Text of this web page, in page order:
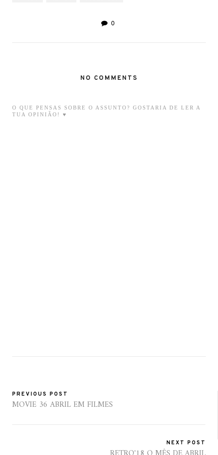
0
NO COMMENTS
O QUE PENSAS SOBRE O ASSUNTO? GOSTARIA DE LER A
TUA OPINIÃO! ♥
PREVIOUS POST
MOVIE 36 ABRIL EM FILMES
NEXT POST